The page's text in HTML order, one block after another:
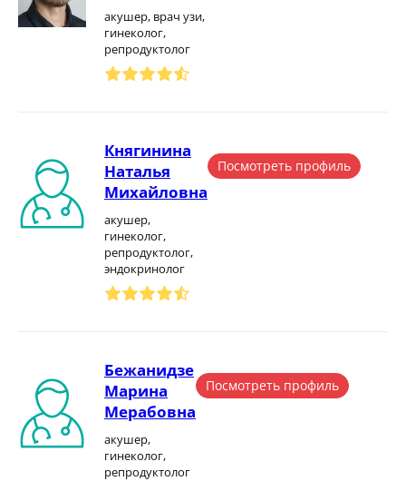
акушер, врач узи,
гинеколог,
репродуктолог
Княгинина
Наталья
Михайловна
акушер,
гинеколог,
репродуктолог,
эндокринолог
Посмотреть профиль
Бежанидзе
Марина
Мерабовна
акушер,
гинеколог,
репродуктолог
Посмотреть профиль